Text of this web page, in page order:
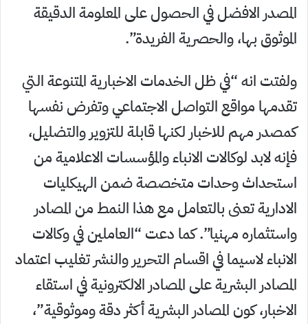
المصدر الافضل في الحصول على المعلومة الدقيقة
الموثوق بها، والحصرية الفريدة”.
ولفتت انه “في ظل الخدمات الاخبارية المتنوعة التي
تقدمها مواقع التواصل الاجتماعي وتفرض نفسها
كمصدر مهم للاخبار لكنها قابلة للتزوير والتضليل،
فإنه لابد لوكالات الانباء والمؤسسات الاعلامية من
استحداث وحدات متخصصة ضمن الهيكليات
الادارية تعنى بالتعامل مع هذا النمط من المصادر
واستثماره مهنيا”. كما دعت “العاملين في وكالات
الانباء لاسيما في اقسام التحرير والنشر تغليب اعتماد
المصادر البشرية على المصادر الالكترونية في استقاء
الاخبار، كون المصادر البشرية أكثر دقة وموثوقية”،